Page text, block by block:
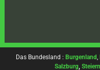
Das Bundesland : Burgenland,
Salzburg,